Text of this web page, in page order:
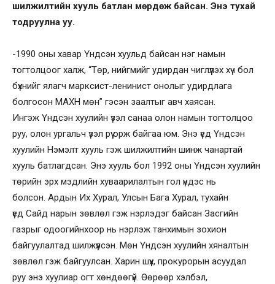
шилжилтийн хууль батлан мөрдөж байсан. Энэ тухай
тодруулна уу.
-1990 оны хавар Үндсэн хуульд байсан нэг намын
тогтолцоог халж, “Төр, нийгмийг удирдан чиглүүлэх хүч бол
бүхнийг ялагч марксист-ленинист онолыг удирдлага
болгосон МАХН мөн” гэсэн заалтыг авч хаясан.
Ингэж Үндсэн хуулийн үзэл санаа олон намын тогтолцоо
руу, олон ургальч үзэл рүү орж байгаа юм. Энэ үед Үндсэн
хуулийн Нэмэлт хууль гэж шилжилтийн шинж чанартай
хууль батлагдсан. Энэ хууль бол 1992 оны Үндсэн хуулийн
төрийн эрх мэдлийн хуваарилалтын гол үндэс нь
болсон. Ардын Их Хурал, Улсын Бага Хурал, тухайн
үед Сайд нарын зөвлөл гэж нэрлэдэг байсан Засгийн
газрыг одоогийнхоор нь нэрлэж танхимын зохион
байгуулалтад шилжүүлсэн. Мөн Үндсэн хуулийн хяналтын
зөвлөл гэж байгуулсан. Харин шүүх, прокурорын асуудал
руу энэ хуулиар огт хөндөөгүй. Өөрөөр хэлбэл,